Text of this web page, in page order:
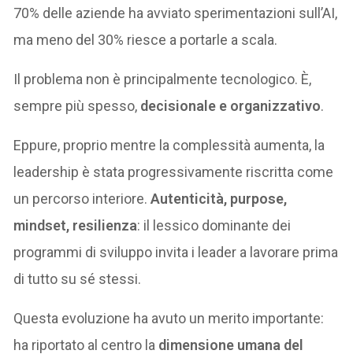
70% delle aziende ha avviato sperimentazioni sull’AI,
ma meno del 30% riesce a portarle a scala.
Il problema non è principalmente tecnologico. È,
sempre più spesso, decisionale e organizzativo.
Eppure, proprio mentre la complessità aumenta, la
leadership è stata progressivamente riscritta come
un percorso interiore.Autenticità, purpose,
mindset, resilienza: il lessico dominante dei
programmi di sviluppo invita i leader a lavorare prima
di tutto su sé stessi.
Questa evoluzione ha avuto un merito importante:
ha riportato al centro la dimensione umana del